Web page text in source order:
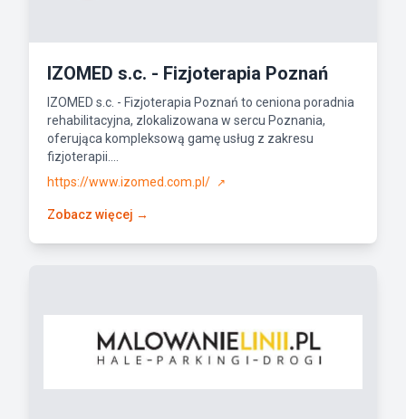
IZOMED s.c. - Fizjoterapia Poznań
IZOMED s.c. - Fizjoterapia Poznań to ceniona poradnia
rehabilitacyjna, zlokalizowana w sercu Poznania,
oferująca kompleksową gamę usług z zakresu
fizjoterapii....
https://www.izomed.com.pl/
↗
Zobacz więcej →